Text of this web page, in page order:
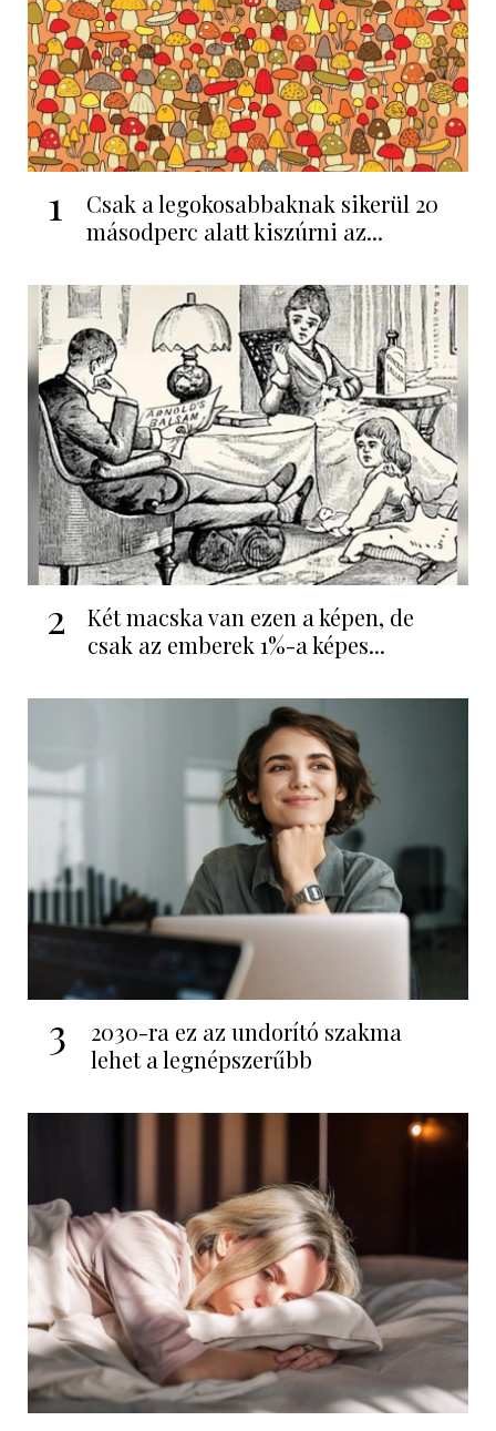
1
Csak a legokosabbaknak sikerül 20
másodperc alatt kiszúrni az...
2
Két macska van ezen a képen, de
csak az emberek 1%-a képes...
3
2030-ra ez az undorító szakma
lehet a legnépszerűbb